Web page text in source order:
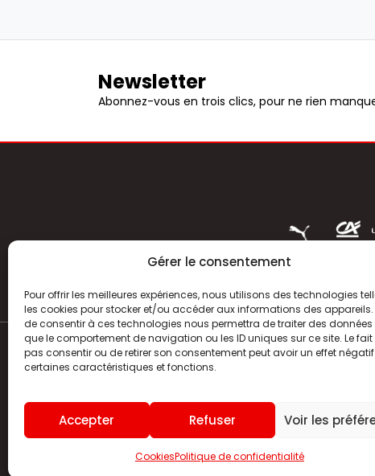
Gérer le consentement
Pour offrir les meilleures expériences, nous utilisons des technologies
les cookies pour stocker et/ou accéder aux informations des appareils.
de consentir à ces technologies nous permettra de traiter des données
que le comportement de navigation ou les ID uniques sur ce site. Le fait
pas consentir ou de retirer son consentement peut avoir un effet
certaines caractéristiques et fonctions.
Accepter Refuser Voir les
CookiesPolitique de confidentialité
Newsletter
Abonnez-vous en trois clics, pour ne rien
HISTOIRE
CLUB